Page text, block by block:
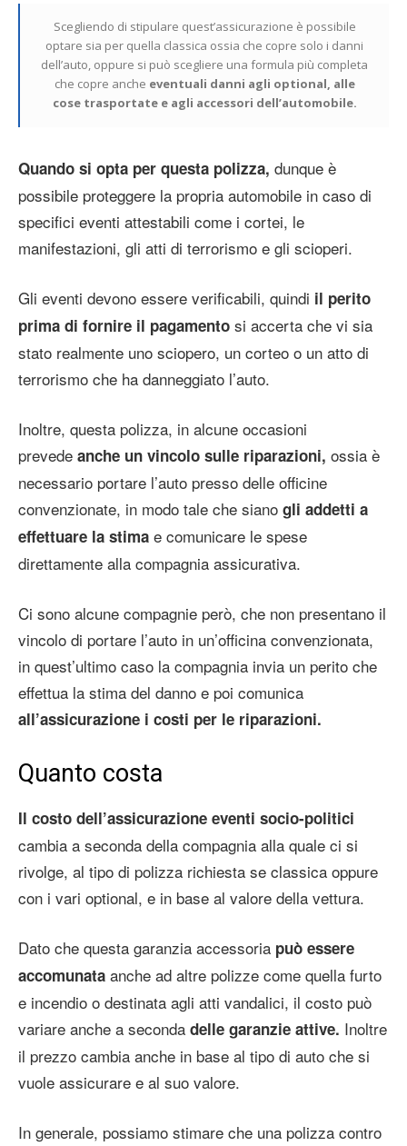
Scegliendo di stipulare quest’assicurazione è possibile
optare sia per quella classica ossia che copre solo i danni
dell’auto, oppure si può scegliere una formula più completa
che copre anche eventuali danni agli optional, alle
cose trasportate e agli accessori dell’automobile.
Quando si opta per questa polizza, dunque è
possibile proteggere la propria automobile in caso di
specifici eventi attestabili come i cortei, le
manifestazioni, gli atti di terrorismo e gli scioperi.
Gli eventi devono essere verificabili, quindi il perito
prima di fornire il pagamento si accerta che vi sia
stato realmente uno sciopero, un corteo o un atto di
terrorismo che ha danneggiato l’auto.
Inoltre, questa polizza, in alcune occasioni
prevede anche un vincolo sulle riparazioni, ossia è
necessario portare l’auto presso delle officine
convenzionate, in modo tale che siano gli addetti a
effettuare la stima e comunicare le spese
direttamente alla compagnia assicurativa.
Ci sono alcune compagnie però, che non presentano il
vincolo di portare l’auto in un’officina convenzionata,
in quest’ultimo caso la compagnia invia un perito che
effettua la stima del danno e poi comunica
all’assicurazione i costi per le riparazioni.
Quanto costa
Il costo dell’assicurazione eventi socio-politici
cambia a seconda della compagnia alla quale ci si
rivolge, al tipo di polizza richiesta se classica oppure
con i vari optional, e in base al valore della vettura.
Dato che questa garanzia accessoria può essere
accomunata anche ad altre polizze come quella furto
e incendio o destinata agli atti vandalici, il costo può
variare anche a seconda delle garanzie attive. Inoltre
il prezzo cambia anche in base al tipo di auto che si
vuole assicurare e al suo valore.
In generale, possiamo stimare che una polizza contro